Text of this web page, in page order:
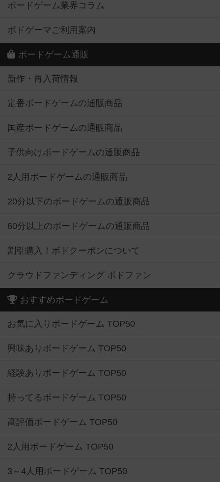
ボードゲーム業界コラム
ボドゲーマご利用案内
ボードゲーム通販
新作・再入荷情報
定番ボードゲームの通販商品
国産ボードゲームの通販商品
子供向けボードゲームの通販商品
2人用ボードゲームの通販商品
20分以下のボードゲームの通販商品
60分以上のボードゲームの通販商品
割引購入！ボドクーポンについて
クラウドファンディング ボドファン
おすすめボードゲーム
お気に入りボードゲーム TOP50
興味ありボードゲーム TOP50
経験ありボードゲーム TOP50
持ってるボードゲーム TOP50
高評価ボードゲーム TOP50
2人用ボードゲーム TOP50
3～4人用ボードゲーム TOP50